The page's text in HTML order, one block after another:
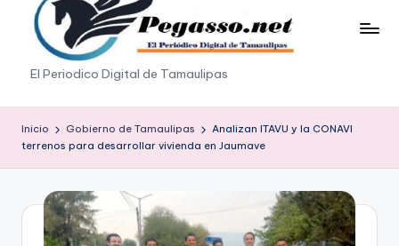
p
e
g
a
o
El Periodico Digital de Tamaulipas
Inicio Gobierno de Tamaulipas
Analizan ITAVU y la CONAVI
terrenos para desarrollar vivienda en Jaumave